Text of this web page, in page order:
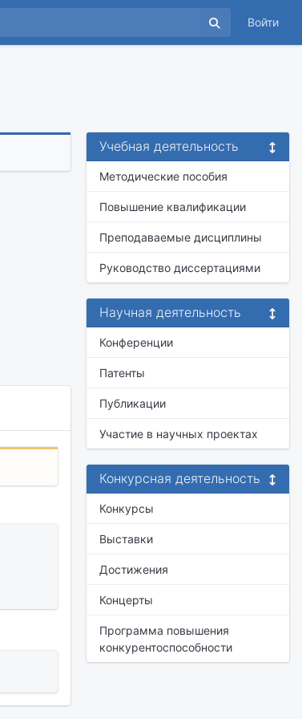
Войти
Учебная деятельность
Методические пособия
Повышение квалификации
Преподаваемые дисциплины
Руководство диссертациями
Научная деятельность
Конференции
Патенты
Публикации
Участие в научных проектах
Конкурсная деятельность
Конкурсы
Выставки
Достижения
Концерты
Программа повышения
конкурентоспособности